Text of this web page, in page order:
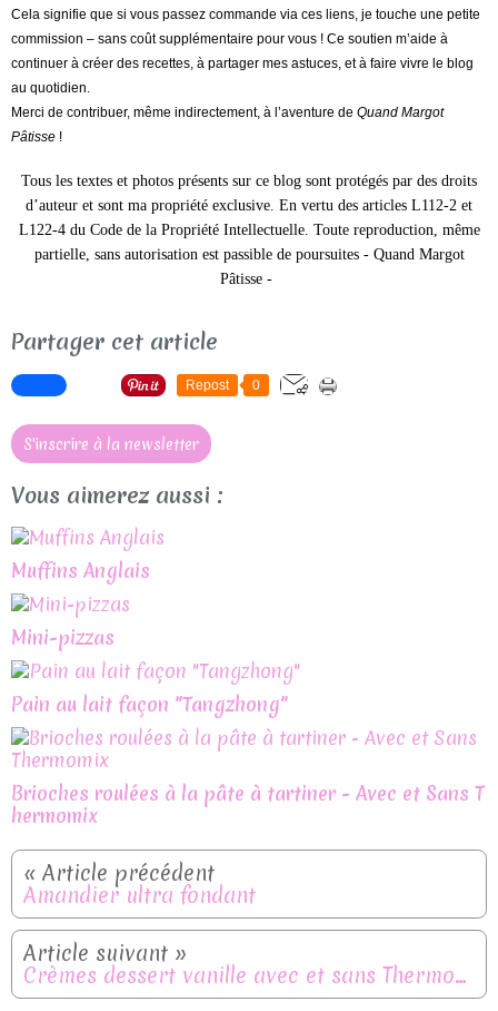
Cela signifie que si vous passez commande via ces liens, je touche une petite
commission – sans coût supplémentaire pour vous ! Ce soutien m’aide à
continuer à créer des recettes, à partager mes astuces, et à faire vivre le blog
au quotidien.
Merci de contribuer, même indirectement, à l’aventure de Quand Margot
Pâtisse !
Tous les textes et photos présents sur ce blog sont protégés par des droits
d’auteur et sont ma propriété exclusive. En vertu des articles L112-2 et
L122-4 du Code de la Propriété Intellectuelle. Toute reproduction, même
partielle, sans autorisation est passible de poursuites - Quand Margot
Pâtisse -
Partager cet article
Repost 0
S'inscrire à la newsletter
Vous aimerez aussi :
Muffins Anglais
Mini-pizzas
Pain au lait façon "Tangzhong"
Brioches roulées à la pâte à tartiner - Avec et Sans T
hermomix
Amandier ultra fondant
Crèmes dessert vanille avec et sans Thermomix